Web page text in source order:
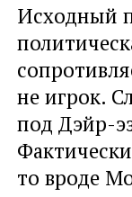
Исходный
не игрок.
под Дэйр-
то вроде